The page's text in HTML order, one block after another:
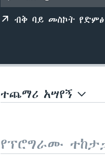
ብቅ ባይ መስኮት
ተጨማሪ አሣየኝ
የፕሮግራሙ